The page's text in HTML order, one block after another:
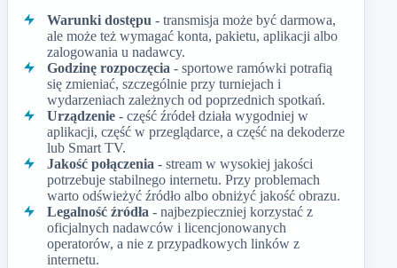
Warunki dostępu - transmisja może być darmowa,
ale może też wymagać konta, pakietu, aplikacji albo
zalogowania u nadawcy.
Godzinę rozpoczęcia - sportowe ramówki potrafią
się zmieniać, szczególnie przy turniejach i
wydarzeniach zależnych od poprzednich spotkań.
Urządzenie - część źródeł działa wygodniej w
aplikacji, część w przeglądarce, a część na dekoderze
lub Smart TV.
Jakość połączenia - stream w wysokiej jakości
potrzebuje stabilnego internetu. Przy problemach
warto odświeżyć źródło albo obniżyć jakość obrazu.
Legalność źródła - najbezpieczniej korzystać z
oficjalnych nadawców i licencjonowanych
operatorów, a nie z przypadkowych linków z
internetu.